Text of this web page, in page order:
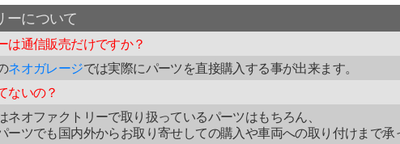
ーについて
は通信販売だけですか？
ネオガレージでは実際にパーツを直接購入する事が出来ます。
ないの？
ネオファクトリーで取り扱っているパーツはもちろん、
ーツでも国内外からお取り寄せしての購入や車両への取り付けまで承